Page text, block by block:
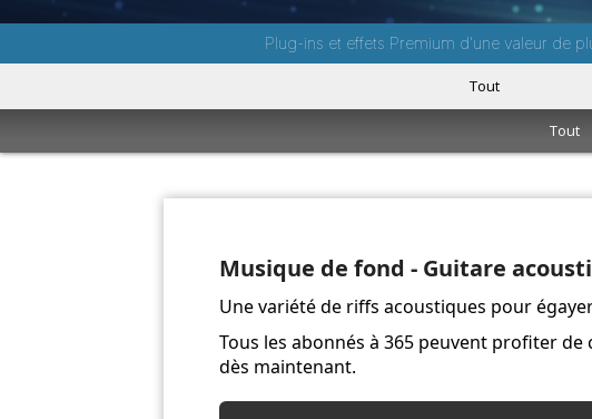
Plug-ins et effets Premium d'une valeur de
Tout
Tout
Musique de fond - Guitare
Une variété de riffs acoustiques pour
Tous les abonnés à 365 peuvent profiter
dès maintenant.